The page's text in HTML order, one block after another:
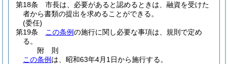
第18条
市長は、必要があると認めるときは、融資を受けた
者から書類の提出を求めることができる。
(委任)
第19条
この条例の施行に関し必要な事項は、規則で定め
る。
附 則
この条例 は、昭和63年4月1日から施行する。